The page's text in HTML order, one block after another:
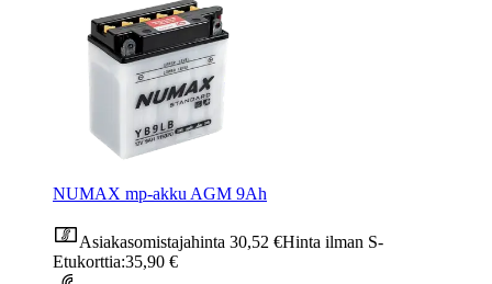
NUMAX mp-akku AGM 9Ah
Asiakasomistajahinta 30,52 €Hinta ilman S-
Etukorttia:35,90 €